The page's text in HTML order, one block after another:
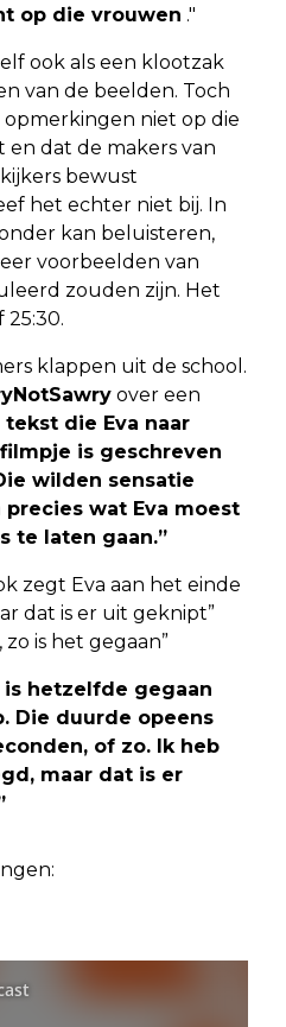
op die vrouwen ."
ook als een klootzak
van de beelden. Toch
niet op die
dat de makers van
bewust
het echter niet bij. In
kan beluisteren,
voorbeelden van
zouden zijn. Het
klappen uit de school.
over een
tekst die Eva naar
is geschreven
wilden sensatie
wat Eva moest
te laten gaan.”
zegt Eva aan het einde
dat is er uit geknipt”
zo is het gegaan”
is hetzelfde gegaan
Die duurde opeens
of zo. Ik heb
maar dat is er